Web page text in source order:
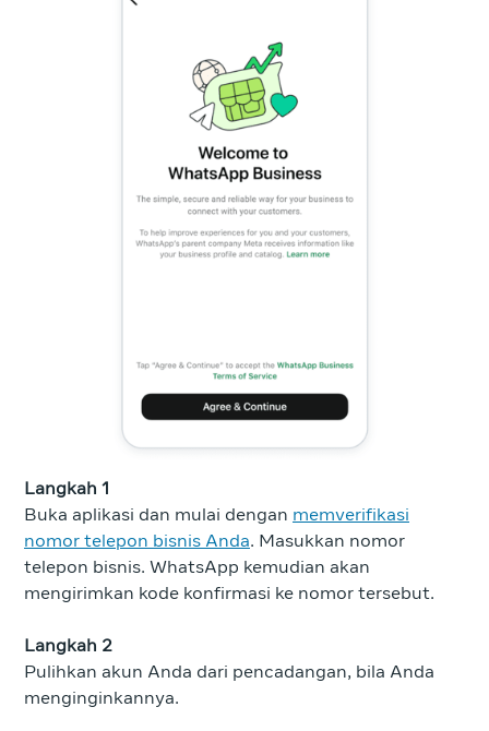
Langkah 1
Buka aplikasi dan mulai dengan memverifikasi
nomor telepon bisnis Anda. Masukkan nomor
telepon bisnis. WhatsApp kemudian akan
mengirimkan kode konfirmasi ke nomor tersebut.
Langkah 2
Pulihkan akun Anda dari pencadangan, bila Anda
menginginkannya.